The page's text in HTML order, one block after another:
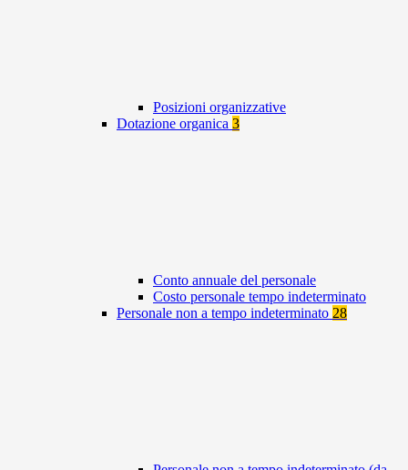
Posizioni organizzative
Dotazione organica 3
Conto annuale del personale
Costo personale tempo indeterminato
Personale non a tempo indeterminato 28